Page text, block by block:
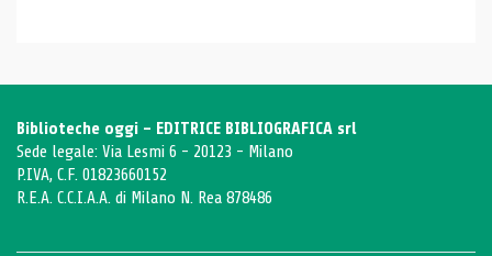
Biblioteche oggi - EDITRICE BIBLIOGRAFICA srl
Sede legale: Via Lesmi 6 - 20123 - Milano
P.IVA, C.F. 01823660152
R.E.A. C.C.I.A.A. di Milano N. Rea 878486